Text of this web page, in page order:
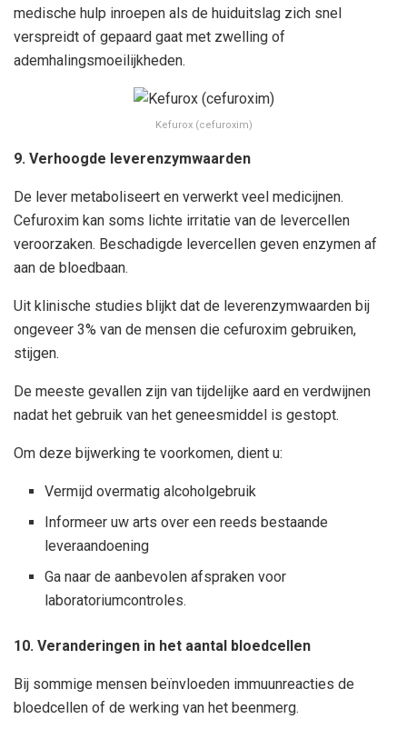
medische hulp inroepen als de huiduitslag zich snel
verspreidt of gepaard gaat met zwelling of
ademhalingsmoeilijkheden.
Kefurox (cefuroxim)
9. Verhoogde leverenzymwaarden
De lever metaboliseert en verwerkt veel medicijnen.
Cefuroxim kan soms lichte irritatie van de levercellen
veroorzaken. Beschadigde levercellen geven enzymen af
aan de bloedbaan.
Uit klinische studies blijkt dat de leverenzymwaarden bij
ongeveer 3% van de mensen die cefuroxim gebruiken,
stijgen.
De meeste gevallen zijn van tijdelijke aard en verdwijnen
nadat het gebruik van het geneesmiddel is gestopt.
Om deze bijwerking te voorkomen, dient u:
Vermijd overmatig alcoholgebruik
Informeer uw arts over een reeds bestaande
leveraandoening
Ga naar de aanbevolen afspraken voor
laboratoriumcontroles.
10. Veranderingen in het aantal bloedcellen
Bij sommige mensen beïnvloeden immuunreacties de
bloedcellen of de werking van het beenmerg.